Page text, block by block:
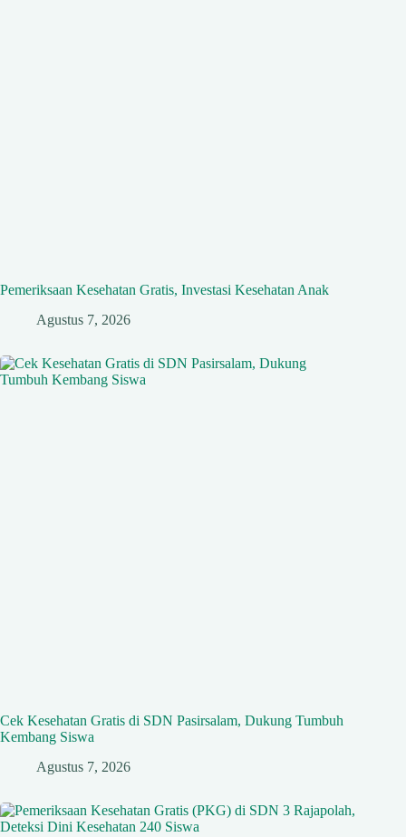
Pemeriksaan Kesehatan Gratis, Investasi Kesehatan Anak
Agustus 7, 2026
Cek Kesehatan Gratis di SDN Pasirsalam, Dukung Tumbuh
Kembang Siswa
Agustus 7, 2026